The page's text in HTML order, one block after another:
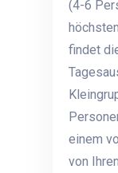
(4-6
findet
einem
von